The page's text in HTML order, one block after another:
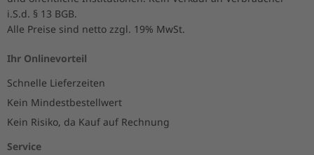
i.S.d. § 13 BGB.
Alle Preise sind netto zzgl. 19% MwSt.
Ihr Onlinevorteil
Schnelle Lieferzeiten
Kein Mindestbestellwert
Kein Risiko, da Kauf auf Rechnung
Service